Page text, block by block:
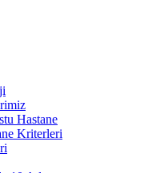
Hastane
Kriterleri